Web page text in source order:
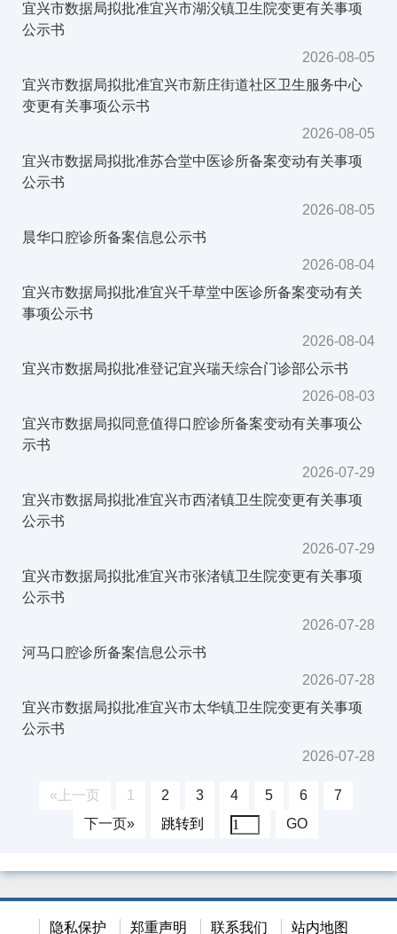
宜兴市数据局拟批准宜兴市湖㳇镇卫生院变更有关事项
公示书
2026-08-05
宜兴市数据局拟批准宜兴市新庄街道社区卫生服务中心
变更有关事项公示书
2026-08-05
宜兴市数据局拟批准苏合堂中医诊所备案变动有关事项
公示书
2026-08-05
晨华口腔诊所备案信息公示书
2026-08-04
宜兴市数据局拟批准宜兴千草堂中医诊所备案变动有关
事项公示书
2026-08-04
宜兴市数据局拟批准登记宜兴瑞天综合门诊部公示书
2026-08-03
宜兴市数据局拟同意值得口腔诊所备案变动有关事项公
示书
2026-07-29
宜兴市数据局拟批准宜兴市西渚镇卫生院变更有关事项
公示书
2026-07-29
宜兴市数据局拟批准宜兴市张渚镇卫生院变更有关事项
公示书
2026-07-28
河马口腔诊所备案信息公示书
2026-07-28
宜兴市数据局拟批准宜兴市太华镇卫生院变更有关事项
公示书
2026-07-28
«上一页 1 2 3 4 5 6
7
下一页»
跳转到 GO
隐私保护 郑重声明 联系我们 站内地图